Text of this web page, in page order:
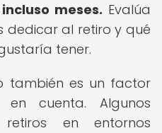
meses. Evalúa
dedicar al retiro y qué
tener.
también es un factor
cuenta. Algunos
retiros en entornos